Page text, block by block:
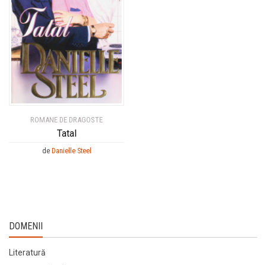
ROMANE DE DRAGOSTE
Tatal
de Danielle Steel
DOMENII
Literatură